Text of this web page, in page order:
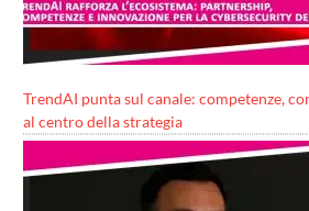
TrendAI punta sul canale: competenze,
al centro della strategia